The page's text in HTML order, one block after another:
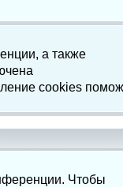
а также
cookies
Чтобы